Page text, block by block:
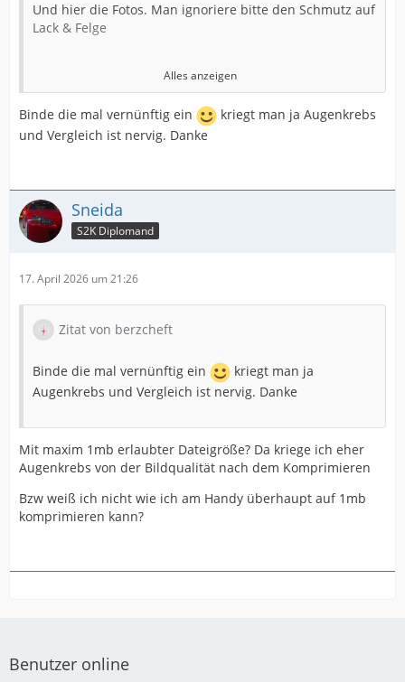
Und hier die Fotos. Man ignoriere bitte den Schmutz auf
Lack & Felge
https://files.bestmail.ws/bps/1.jpg
https://files.bestmail.ws/bps/3.jpg
https://files.bestmail.ws/bps/4.jpg
https://files.bestmail.ws/bps/5.jpg
https://files.bestmail.ws/bps/6.jpg
https://files.bestmail.ws/bps/7.jpg
https://files.bestmail.ws/bps/9.jpg
https://files.bestmail.ws/bps/10.jpg
Alles anzeigen
Binde die mal vernünftig ein
kriegt man ja Augenkrebs
und Vergleich ist nervig. Danke
Sneida
S2K Diplomand
17. April 2026 um 21:26
Zitat von berzcheft
Binde die mal vernünftig ein
kriegt man ja
Augenkrebs und Vergleich ist nervig. Danke
Mit maxim 1mb erlaubter Dateigröße? Da kriege ich eher
Augenkrebs von der Bildqualität nach dem Komprimieren
Bzw weiß ich nicht wie ich am Handy überhaupt auf 1mb
komprimieren kann?
Benutzer online